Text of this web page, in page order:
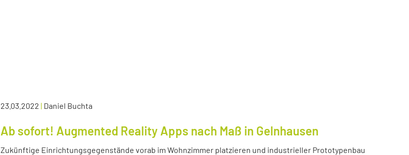
23.03.2022 | Daniel Buchta
Ab sofort! Augmented Reality Apps nach Maß in Gelnhausen
Zukünftige Einrichtungsgegenstände vorab im Wohnzimmer platzieren und industrieller Prototypenbau